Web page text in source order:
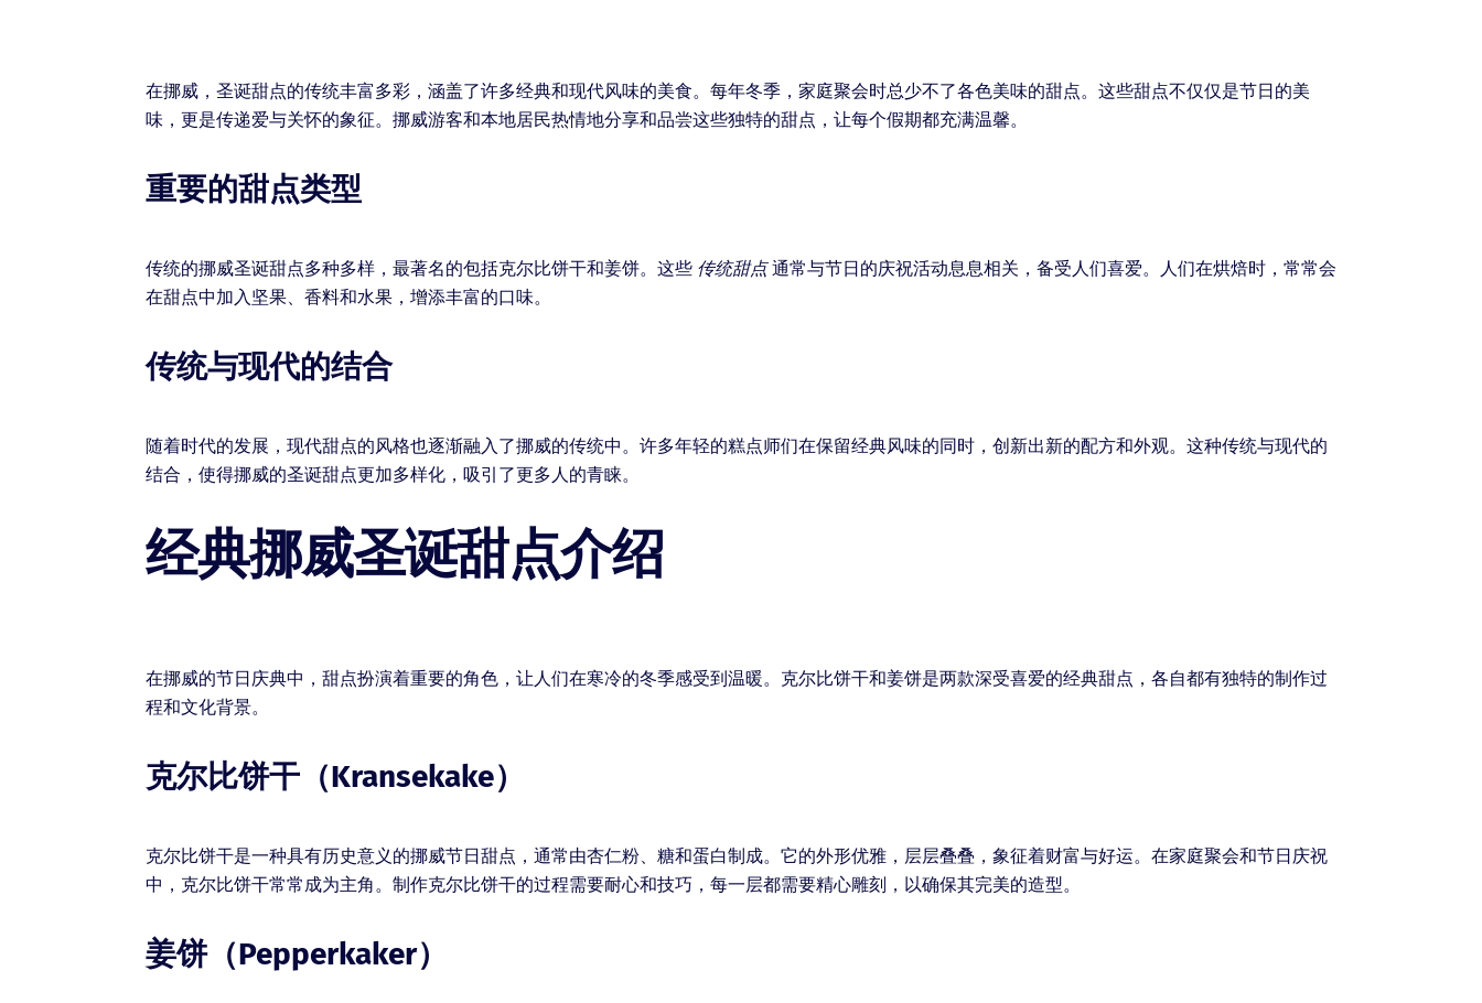
在挪威，圣诞甜点的传统丰富多彩，涵盖了许多经典和现代风味的美食。每年冬季，家庭聚会时总少不了各色美味的甜点。这些甜点不仅仅是节日的美
味，更是传递爱与关怀的象征。挪威游客和本地居民热情地分享和品尝这些独特的甜点，让每个假期都充满温馨。
重要的甜点类型
传统的挪威圣诞甜点多种多样，最著名的包括克尔比饼干和姜饼。这些 传统甜点通常与节日的庆祝活动息息相关，备受人们喜爱。人们在烘焙时，常常会
在甜点中加入坚果、香料和水果，增添丰富的口味。
传统与现代的结合
随着时代的发展，现代甜点的风格也逐渐融入了挪威的传统中。许多年轻的糕点师们在保留经典风味的同时，创新出新的配方和外观。这种传统与现代的
结合，使得挪威的圣诞甜点更加多样化，吸引了更多人的青睐。
经典挪威圣诞甜点介绍
在挪威的节日庆典中，甜点扮演着重要的角色，让人们在寒冷的冬季感受到温暖。克尔比饼干和姜饼是两款深受喜爱的经典甜点，各自都有独特的制作过
程和文化背景。
克尔比饼干（Kransekake）
克尔比饼干是一种具有历史意义的挪威节日甜点，通常由杏仁粉、糖和蛋白制成。它的外形优雅，层层叠叠，象征着财富与好运。在家庭聚会和节日庆祝
中，克尔比饼干常常成为主角。制作克尔比饼干的过程需要耐心和技巧，每一层都需要精心雕刻，以确保其完美的造型。
姜饼（Pepperkaker）